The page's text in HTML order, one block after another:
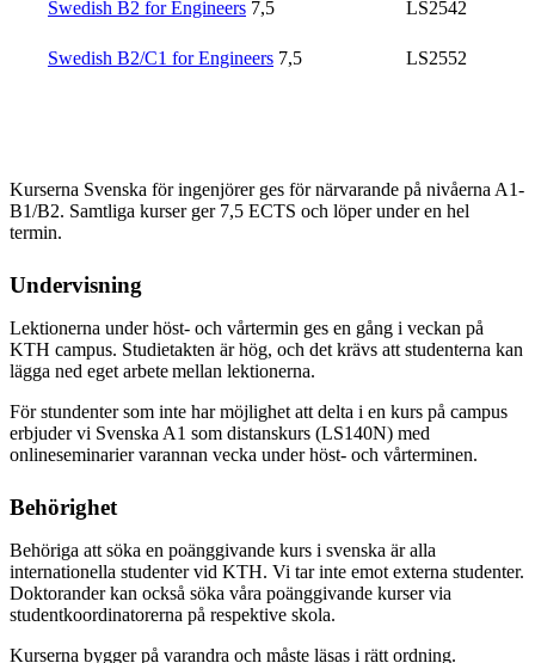
Swedish B2 for Engineers 7,5 LS2542
Swedish B2/C1 for Engineers 7,5 LS2552
Kurserna Svenska för ingenjörer ges för närvarande på nivåerna A1-
B1/B2. Samtliga kurser ger 7,5 ECTS och löper under en hel
termin.
Undervisning
Lektionerna under höst- och vårtermin ges en gång i veckan på
KTH campus. Studietakten är hög, och det krävs att studenterna kan
lägga ned eget arbete mellan lektionerna.
För stundenter som inte har möjlighet att delta i en kurs på campus
erbjuder vi Svenska A1 som distanskurs (LS140N) med
onlineseminarier varannan vecka under höst- och vårterminen.
Behörighet
Behöriga att söka en poänggivande kurs i svenska är alla
internationella studenter vid KTH. Vi tar inte emot externa studenter.
Doktorander kan också söka våra poänggivande kurser via
studentkoordinatorerna på respektive skola.
Kurserna bygger på varandra och måste läsas i rätt ordning.